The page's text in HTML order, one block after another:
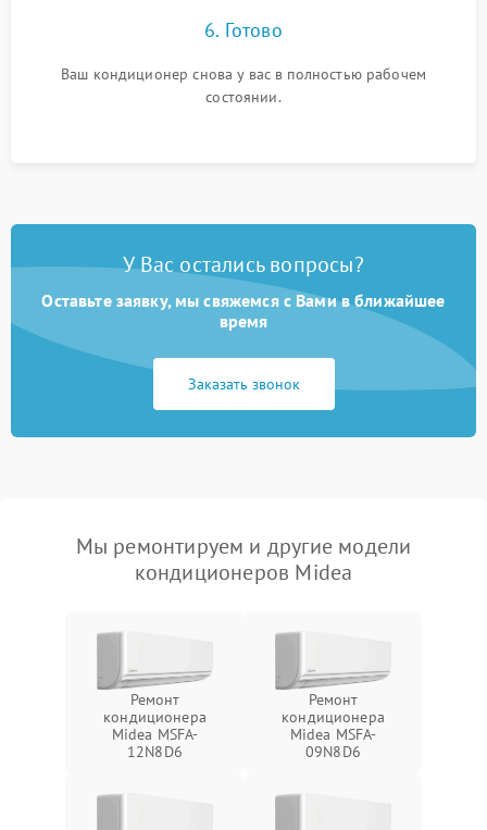
6. Готово
Ваш кондиционер снова у вас в полностью рабочем
состоянии.
У Вас остались вопросы?
Оставьте заявку, мы свяжемся с Вами в ближайшее
время
Заказать звонок
Мы ремонтируем и другие модели
кондиционеров Midea
Ремонт
кондиционера
Midea MSFA-
12N8D6
Ремонт
кондиционера
Midea MSFA-
09N8D6